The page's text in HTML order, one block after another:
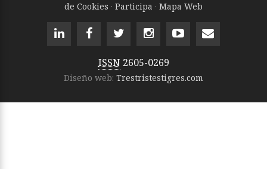
de Cookies · Participa · Mapa Web
ISSN 2605-0269
Diseño web: Trestristestigres.com